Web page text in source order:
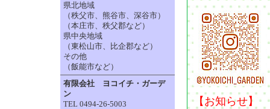
県北地域
（秩父市、熊谷市、深谷市）
（本庄市、秩父郡など）
県中央地域
（東松山市、比企郡など）
その他
（飯能市など）
有限会社 ヨコイチ・ガーデ
ン
TEL 0494-26-5003
【お知らせ】